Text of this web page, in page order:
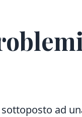
ad